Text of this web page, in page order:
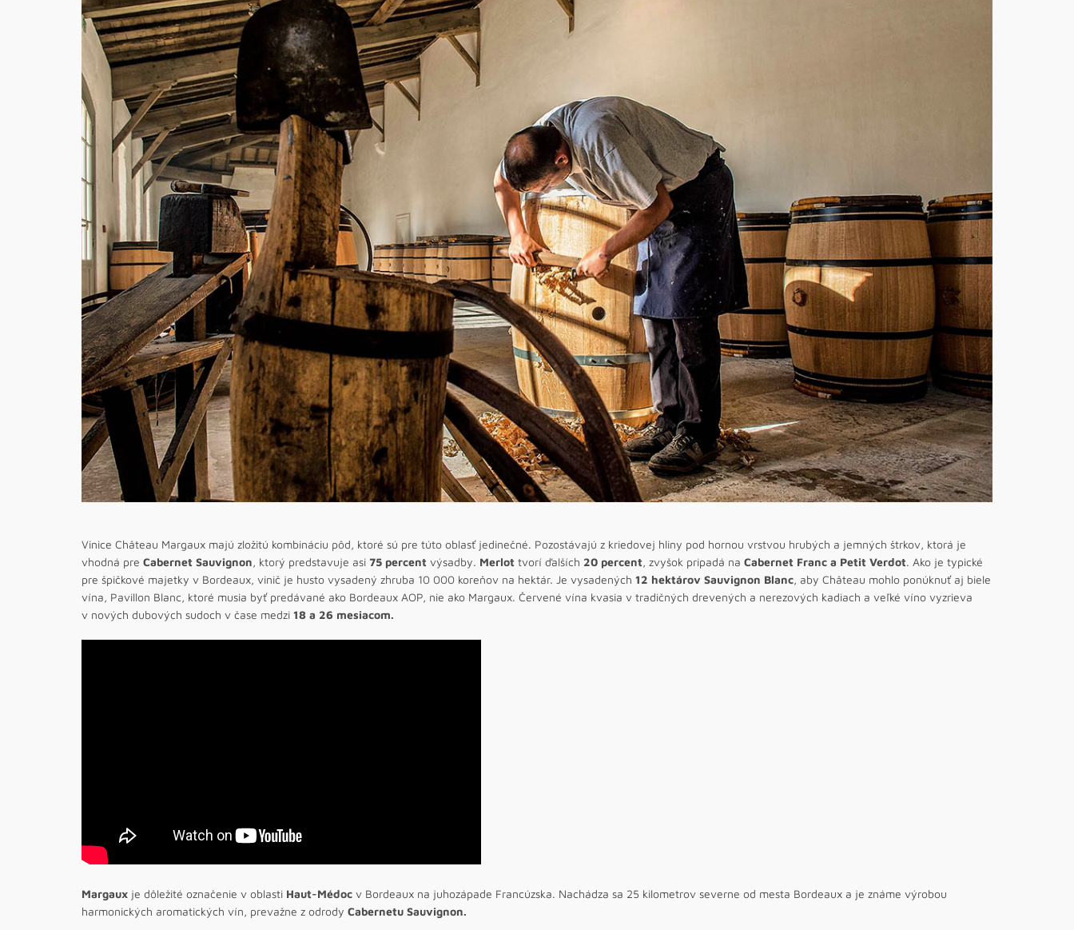
Vinice Château Margaux majú zložitú kombináciu pôd, ktoré sú pre túto oblasť jedinečné. Pozostávajú z kriedovej hliny pod hornou vrstvou hrubých a jemných štrkov, ktorá je
vhodná pre Cabernet Sauvignon, ktorý predstavuje asi 75 percent výsadby. Merlot tvorí ďalších 20 percent, zvyšok pripadá na Cabernet Franc a Petit Verdot. Ako je typické
pre špičkové majetky v Bordeaux, vinič je husto vysadený zhruba 10 000 koreňov na hektár. Je vysadených 12 hektárov Sauvignon Blanc, aby Château mohlo ponúknuť aj biele
vína, Pavillon Blanc, ktoré musia byť predávané ako Bordeaux AOP, nie ako Margaux. Červené vína kvasia v tradičných drevených a nerezových kadiach a veľké víno vyzrieva
v nových dubových sudoch v čase medzi 18 a 26 mesiacom.
Margaux je dôležité označenie v oblasti Haut-Médoc v Bordeaux na juhozápade Francúzska. Nachádza sa 25 kilometrov severne od mesta Bordeaux a je známe výrobou
harmonických aromatických vín, prevažne z odrody Cabernetu Sauvignon.